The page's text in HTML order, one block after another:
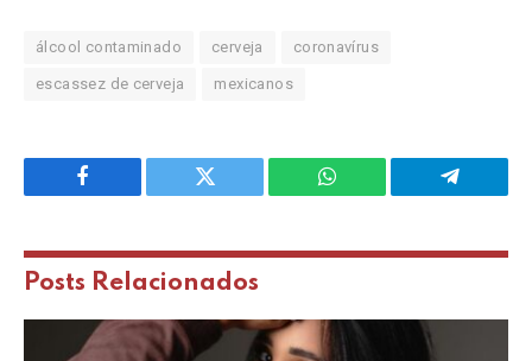
álcool contaminado cerveja coronavírus
escassez de cerveja mexicanos
Facebook Twitter WhatsApp Telegram
Posts Relacionados